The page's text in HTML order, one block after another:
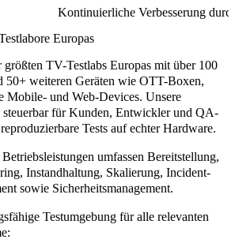
Kontinuierliche Verbesserung
Europas
größten TV-Testlabs Europas mit über 100
50+ weiteren Geräten wie OTT-Boxen,
Mobile- und Web-Devices. Unsere
steuerbar für Kunden, Entwickler und QA-
Tests auf echter Hardware.
umfassen Bereitstellung,
Instandhaltung, Skalierung, Incident-
sowie Sicherheitsmanagement.
Testumgebung für alle relevanten